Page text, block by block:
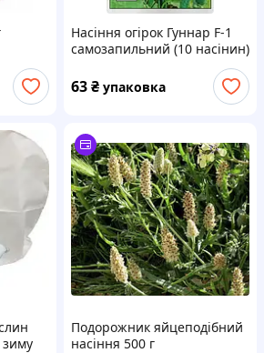
Насіння огірок Гуннар F-1
самозапильний (10 насінин)
63₴ упаковка
зиму
Подорожник яйцеподібний
насіння 500 г